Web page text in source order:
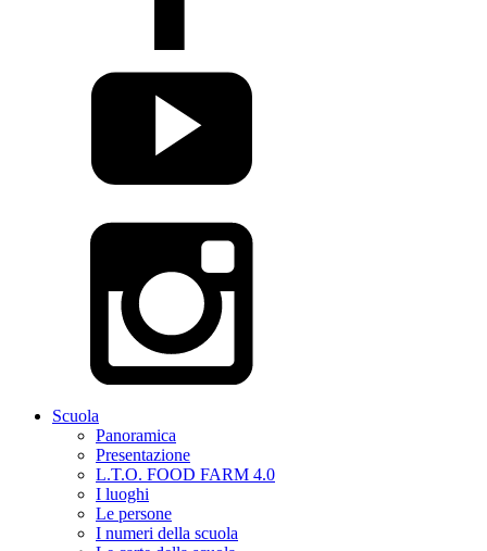
Scuola
Panoramica
Presentazione
L.T.O. FOOD FARM 4.0
I luoghi
Le persone
I numeri della scuola